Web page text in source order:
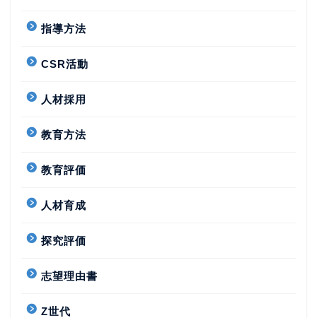
指導方法
CSR活動
人材採用
教育方法
教育評価
人材育成
探究評価
志望理由書
Z世代